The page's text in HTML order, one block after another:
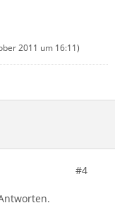
2011 um 16:11)
#4